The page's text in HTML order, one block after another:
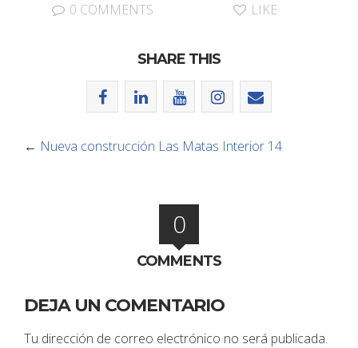
0 COMMENTS
LIKE
SHARE THIS
← Nueva construcción Las Matas Interior 14
0
COMMENTS
DEJA UN COMENTARIO
Tu dirección de correo electrónico no será publicada.